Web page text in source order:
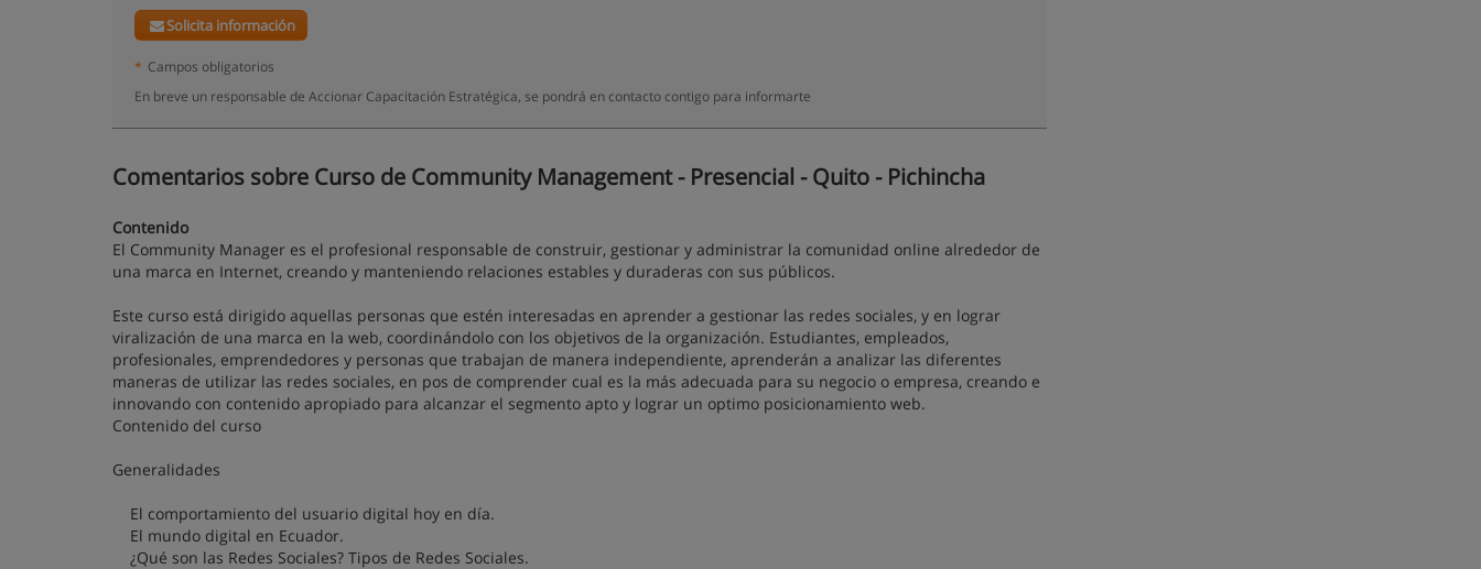
Solicita información
* Campos obligatorios
En breve un responsable de Accionar Capacitación Estratégica, se pondrá en contacto contigo para informarte
Comentarios sobre Curso de Community Management - Presencial - Quito - Pichincha
Contenido
El Community Manager es el profesional responsable de construir, gestionar y administrar la comunidad online alrededor de
una marca en Internet, creando y manteniendo relaciones estables y duraderas con sus públicos.
Este curso está dirigido aquellas personas que estén interesadas en aprender a gestionar las redes sociales, y en lograr
viralización de una marca en la web, coordinándolo con los objetivos de la organización. Estudiantes, empleados,
profesionales, emprendedores y personas que trabajan de manera independiente, aprenderán a analizar las diferentes
maneras de utilizar las redes sociales, en pos de comprender cual es la más adecuada para su negocio o empresa, creando e
innovando con contenido apropiado para alcanzar el segmento apto y lograr un optimo posicionamiento web.
Contenido del curso
Generalidades
El comportamiento del usuario digital hoy en día.
El mundo digital en Ecuador.
¿Qué son las Redes Sociales? Tipos de Redes Sociales.